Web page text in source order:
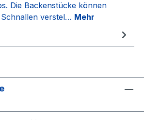
Die Backenstücke können
Schnallen verstel… Mehr